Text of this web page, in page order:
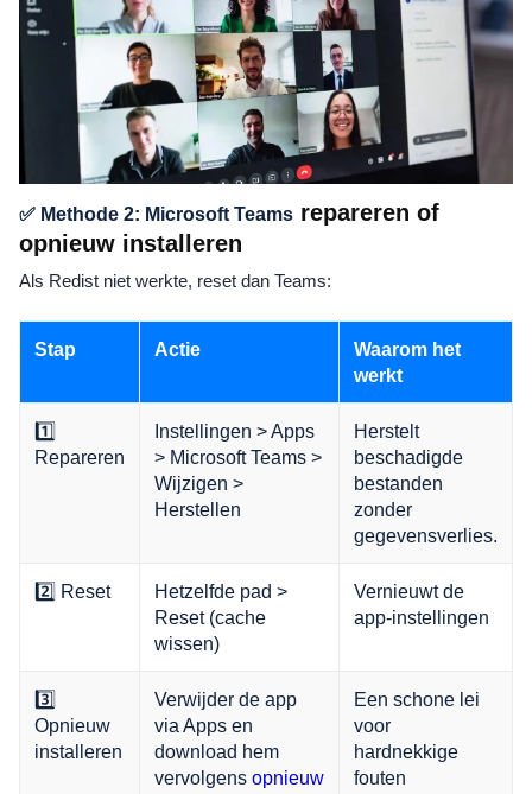
✅ Methode 2: Microsoft Teams repareren of
opnieuw installeren
Als Redist niet werkte, reset dan Teams:
Stap Actie
Waarom het
werkt
1️⃣
Repareren
Instellingen > Apps
> Microsoft Teams >
Wijzigen >
Herstellen
Herstelt
beschadigde
bestanden
zonder
gegevensverlies.
2️⃣ Reset
Hetzelfde pad >
Reset (cache
wissen)
Vernieuwt de
app-instellingen
3️⃣
Opnieuw
installeren
Verwijder de app
via Apps en
download hem
vervolgens opnieuw
Een schone lei
voor
hardnekkige
fouten